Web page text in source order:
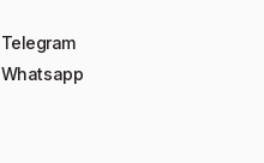
Whatsapp
Telegram